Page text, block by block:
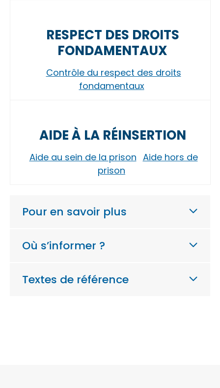
RESPECT DES DROITS
FONDAMENTAUX
Contrôle du respect des droits
fondamentaux
AIDE À LA RÉINSERTION
Aide au sein de la prison Aide hors de
prison
Pour en savoir plus
Où s’informer ?
Textes de référence